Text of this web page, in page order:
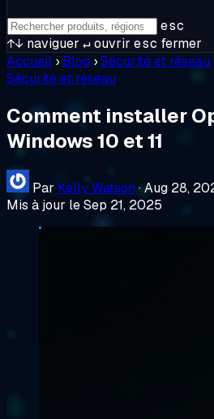
esc
↑↓ naviguer ↵ouvrir esc fermer
Accueil › Blog ›Sécurité et réseau
Sécurité et réseau
Comment installer
Windows 10 et 11
Par Kelly Watson·Aug 28,
Mis à jour le Sep 21, 2025